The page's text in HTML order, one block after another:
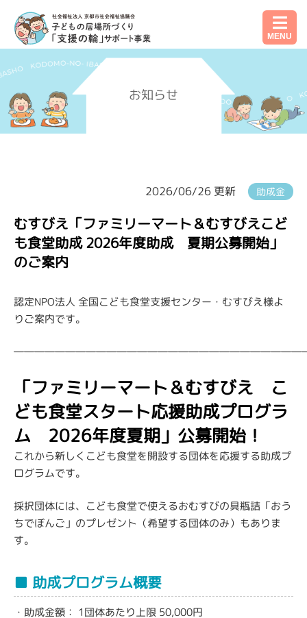
MENU
お知らせ
2026/06/26 更新 助成金
むすびえ「ファミリーマート＆むすびえこど
も食堂助成 2026年度助成 夏期公募開始」
のご案内
認定NPO法人 全国こども食堂支援センター・むすびえ様よ
りご案内です。
「ファミリーマート＆むすびえ こ
ども食堂スタート応援助成プログラ
ム 2026年度夏期」公募開始！
これから新しくこども食堂を開設する団体を応援する助成プ
ログラムです。
採択団体には、こども食堂で使えるおむすびの具瓶詰「おう
ちでぼんご」のプレゼント（希望する団体のみ）もありま
す。
■ 助成プログラム概要
・助成金額： 1団体あたり上限 50,000円